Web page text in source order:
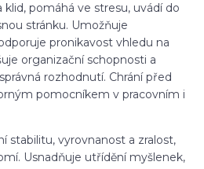
klid, pomáhá ve stresu, uvádí do
stránku. Umožňuje
pronikavost vhledu na
organizační schopnosti a
rozhodnutí. Chrání před
pomocníkem v pracovním i
stabilitu, vyrovnanost a zralost,
Usnadňuje utřídění myšlenek,